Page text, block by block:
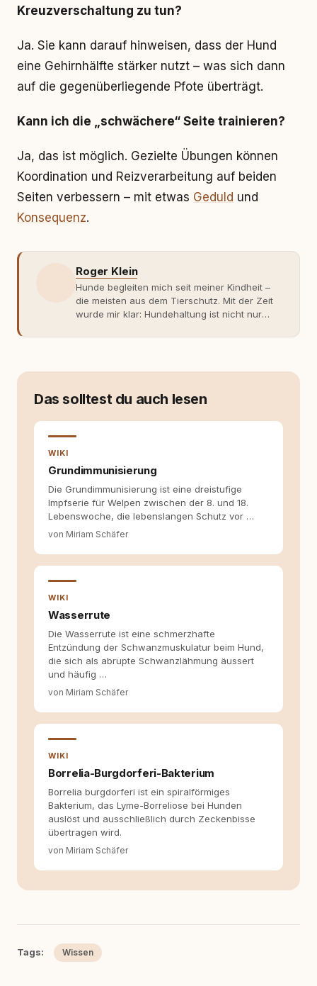
Kreuzverschaltung zu tun?
Ja. Sie kann darauf hinweisen, dass der Hund
eine Gehirnhälfte stärker nutzt – was sich dann
auf die gegenüberliegende Pfote überträgt.
Kann ich die „schwächere“ Seite trainieren?
Ja, das ist möglich. Gezielte Übungen können
Koordination und Reizverarbeitung auf beiden
Seiten verbessern – mit etwas Geduld und
Konsequenz.
Roger Klein
Hunde begleiten mich seit meiner Kindheit –
die meisten aus dem Tierschutz. Mit der Zeit
wurde mir klar: Hundehaltung ist nicht nur
Fachwissen. Der Wendepunkt kam mit meinem
moderner Hundeerziehung
entsteht echte Bindung dort, wo Verständnis
Wissen ersetzt – nicht umgekehrt. Aus dieser
Hundehalter:innen in Deutschland, Österreich
und der Schweiz. Meine Überzeugung:
Tierschutz beginnt mit Wissen. Wer seinen
Hund versteht, trifft bessere Entscheidungen –
für ein Zusammenleben, das beiden guttut.
Das solltest du auch lesen
WIKI
Grundimmunisierung
Die Grundimmunisierung ist eine dreistufige
Impfserie für Welpen zwischen der 8. und 18.
Lebenswoche, die lebenslangen Schutz vor …
von Miriam Schäfer
WIKI
Wasserrute
Die Wasserrute ist eine schmerzhafte
Entzündung der Schwanzmuskulatur beim Hund,
die sich als abrupte Schwanzlähmung äussert
und häufig …
von Miriam Schäfer
WIKI
Borrelia-Burgdorferi-Bakterium
Borrelia burgdorferi ist ein spiralförmiges
Bakterium, das Lyme-Borreliose bei Hunden
auslöst und ausschließlich durch Zeckenbisse
übertragen wird.
von Miriam Schäfer
Tags: Wissen